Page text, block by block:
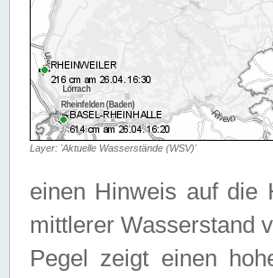
Layer: 'Aktuelle Wasserstände (WSV)'
einen Hinweis auf die
mittlerer Wasserstand
Pegel zeigt einen